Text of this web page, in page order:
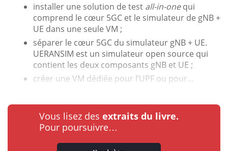
installer une solution de test all-in-onequi
comprend le cœur 5GC et le simulateur de gNB +
UE dans une seule VM ;
séparer le cœur 5GC du simulateur gNB + UE.
UERANSIM est un simulateur open source qui
contient les deux composants gNB et UE ;
créer une VM dédiée pour l’UPF ou pour...
Vous lisez des extraits du livre.
Pour poursuivre…